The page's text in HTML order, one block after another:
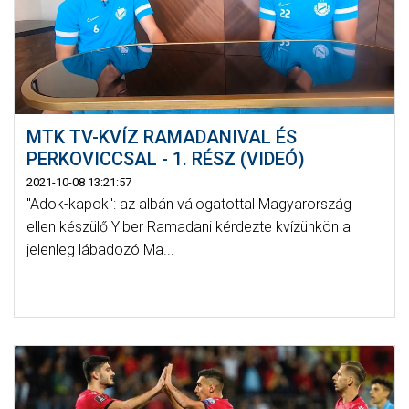
MTK TV-KVÍZ RAMADANIVAL ÉS
PERKOVICCSAL - 1. RÉSZ (VIDEÓ)
2021-10-08 13:21:57
"Adok-kapok": az albán válogatottal Magyarország
ellen készülő Ylber Ramadani kérdezte kvízünkön a
jelenleg lábadozó Ma...